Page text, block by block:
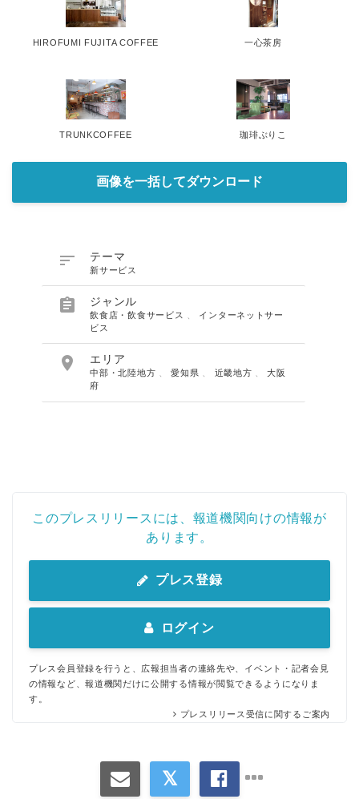
HIROFUMI FUJITA COFFEE 一心茶房
TRUNKCOFFEE 珈琲ぶりこ
画像を一括してダウンロード
 テーマ
新サービス
 ジャンル
飲食店・飲食サービス
インターネットサー
ビス
 エリア
中部・北陸地方 、愛知県 近畿地方 、大阪
府
このプレスリリースには、報道機関向けの情報が
あります。
プレス登録
ログイン
プレス会員登録を行うと、広報担当者の連絡先や、イベント・記者会見
の情報など、報道機関だけに公開する情報が閲覧できるようになりま
す。
プレスリリース受信に関するご案内